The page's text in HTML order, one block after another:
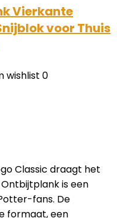
Vierkante
voor Thuis
wishlist 0
Classic draagt het
is een
fans. De
formaat, een